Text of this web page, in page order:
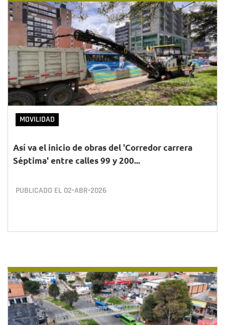
MOVILIDAD
Así va el inicio de obras del 'Corredor carrera
Séptima' entre calles 99 y 200...
PUBLICADO EL 02•ABR•2026